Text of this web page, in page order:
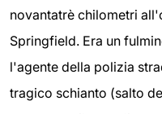
novantatrè chilometri
Springfield. Era un
l'agente della polizia
tragico schianto (salto